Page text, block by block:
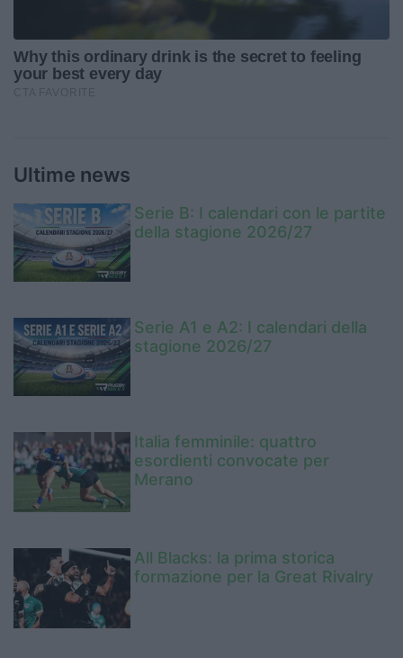
Ultime news
Serie B: I calendari con le partite
della stagione 2026/27
Serie A1 e A2: I calendari della
stagione 2026/27
Italia femminile: quattro
esordienti convocate per
Merano
All Blacks: la prima storica
formazione per la Great Rivalry